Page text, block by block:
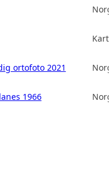
ortofoto 2021
1966